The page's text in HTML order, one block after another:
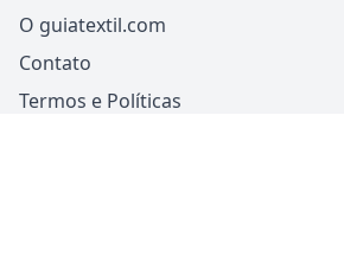
O guiatextil.com
Contato
Termos e Políticas